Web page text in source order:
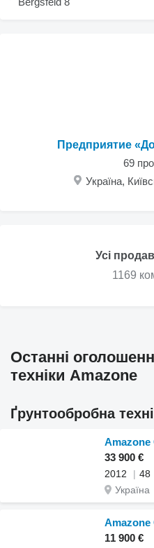
Предприятие
69
Україна,
Усі
1169
Останні
техніки Amazone
Ґрунтообробна
Amazone
33 900 €
2012
48
Україна
Amazone
11 900 €